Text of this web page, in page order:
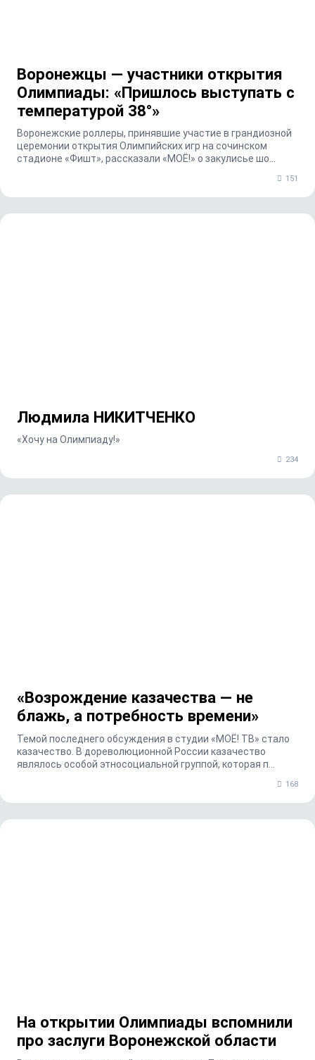
Воронежцы — участники открытия
Олимпиады: «Пришлось выступать с
температурой 38°»
Воронежские роллеры, принявшие участие в грандиозной
церемонии открытия Олимпийских игр на сочинском
стадионе «Фишт», рассказали «МОЁ!» о закулисье шо...
151
Людмила НИКИТЧЕНКО
«Хочу на Олимпиаду!»
234
«Возрождение казачества — не
блажь, а потребность времени»
Темой последнего обсуждения в студии «МОЁ! ТВ» стало
казачество. В дореволюционной России казачество
являлось особой этносоциальной группой, которая п...
168
На открытии Олимпиады вспомнили
про заслуги Воронежской области